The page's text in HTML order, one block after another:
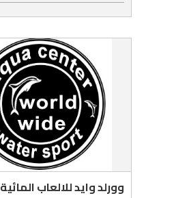
وورلد وايد للالعاب المائية